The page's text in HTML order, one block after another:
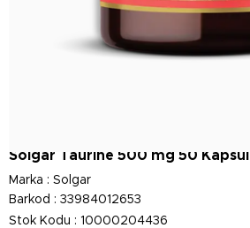
Solgar Taurine 500 mg 50 Kapsül
Marka : Solgar
Barkod : 33984012653
Stok Kodu
10000204436